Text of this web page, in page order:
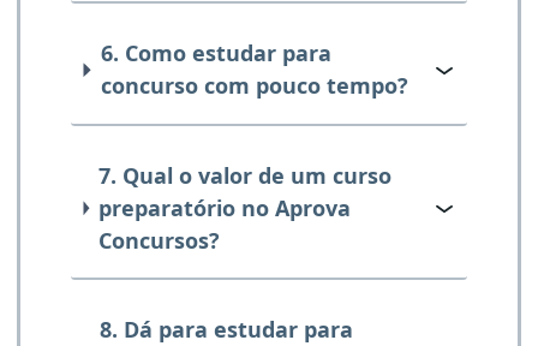
6. Como estudar para
concurso com pouco tempo?
7. Qual o valor de um curso
preparatório no Aprova
Concursos?
8. Dá para estudar para